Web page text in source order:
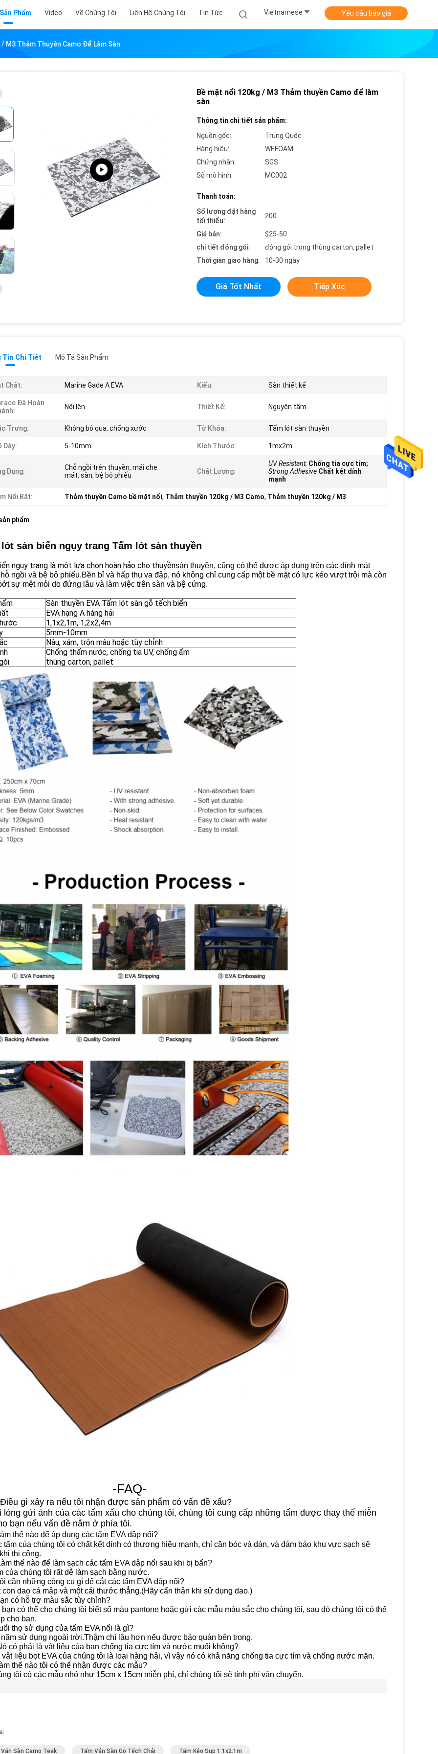
Phẩm Video Về Chúng Tôi Liên Hệ Chúng Tôi Tin Tức Vietnamese Yêu cầu báo giá
M3 Thảm Thuyền Camo Để Làm Sàn
Bề mặt nổi 120kg / M3 Thảm thuyền Camo để làm
sàn
Thông tin chi tiết sản phẩm:
Nguồn gốc:
Trung Quốc
Hàng hiệu:
WEFOAM
Chứng nhận:
SGS
Số mô hình:
MC002
Thanh toán:
Số lượng đặt hàng
tối thiểu:
200
Giá bán:
$25-50
chi tiết đóng gói:
đóng gói trong thùng carton, pallet
Thời gian giao hàng:
10-30 ngày
Giá Tốt Nhất Tiếp Xúc
Tin Chi Tiết Mô Tả Sản Phẩm
Chất: Marine Gade A EVA Kiểu: Sàn thiết kế
Đã Hoàn
Nổi lên Thiết Kế: Nguyên tấm
Trưng: Không bỏ qua, chống xước Từ Khóa: Tấm lót sàn thuyền
Dày: 5-10mm Kích Thước: 1mx2m
Dụng:
Chỗ ngồi trên thuyền, mái che
mát, sàn, bệ bỏ phiếu
Chất Lượng:
UV Resistant; Chống tia cực tím;
Strong Adhesive Chất kết dính
mạnh
Nổi Bật: Thảm thuyền Camo bề mặt nổi, Thảm thuyền 120kg / M3 Camo, Thảm thuyền 120kg / M3
phẩm
lót sàn biển ngụy trang Tấm lót sàn thuyền
ngụy trang là một lựa chọn hoàn hảo cho thuyềnsàn thuyền, cũng có thể được áp dụng trên các đỉnh mát
ngồi và bệ bỏ phiếu.Bền bỉ và hấp thụ va đập, nó không chỉ cung cấp một bề mặt có lực kéo vượt trội mà còn
sự mệt mỏi do đứng lâu và làm việc trên sàn và bệ cứng.
Sàn thuyền EVA Tấm lót sàn gỗ tếch biển
EVA hạng A hàng hải
1,1x2,1m, 1,2x2,4m
5mm-10mm
Nâu, xám, trộn màu hoặc tùy chỉnh
Chống thấm nước, chống tia UV, chống ẩm
thùng carton, pallet
-FAQ-
gì xảy ra nếu tôi nhận được sản phẩm có vấn đề xấu?
lòng gửi ảnh của các tấm xấu cho chúng tôi, chúng tôi cung cấp những tấm được thay thế miễn
bạn nếu vấn đề nằm ở phía tôi.
thế nào để áp dụng các tấm EVA dập nổi?
tấm của chúng tôi có chất kết dính có thương hiệu mạnh, chỉ cần bóc và dán, và đảm bảo khu vực sạch sẽ
thi công.
thế nào để làm sạch các tấm EVA dập nổi sau khi bị bẩn?
của chúng tôi rất dễ làm sạch bằng nước.
cần những công cụ gì để cắt các tấm EVA dập nổi?
con dao cá mập và một cái thước thẳng.(Hãy cẩn thận khi sử dụng dao.)
có hỗ trợ màu sắc tùy chỉnh?
bạn có thể cho chúng tôi biết số màu pantone hoặc gửi các mẫu màu sắc cho chúng tôi, sau đó chúng tôi có thể
cho bạn.
thọ sử dụng của tấm EVA nổi là gì?
sử dụng ngoài trời.Thậm chí lâu hơn nếu được bảo quản bên trong.
có phải là vật liệu của bạn chống tia cực tím và nước muối không?
vật liệu bọt EVA của chúng tôi là loại hàng hải, vì vậy nó có khả năng chống tia cực tím và chống nước mặn.
thế nào tôi có thể nhận được các mẫu?
tôi có các mẫu nhỏ như 15cm x 15cm miễn phí, chỉ chúng tôi sẽ tính phí vận chuyển.
Sàn Camo Teak Tấm Ván Sàn Gỗ Tếch Chải Tấm Kéo Sup 1.1x2.1m